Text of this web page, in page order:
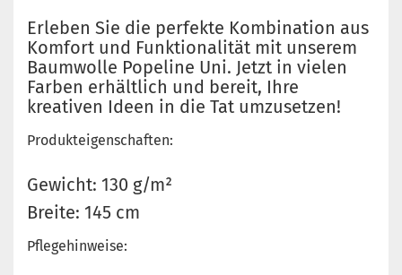
Erleben Sie die perfekte Kombination aus
Komfort und Funktionalität mit unserem
Baumwolle Popeline Uni. Jetzt in vielen
Farben erhältlich und bereit, Ihre
kreativen Ideen in die Tat umzusetzen!
Produkteigenschaften:
Gewicht: 130 g/m²
Breite: 145 cm
Pflegehinweise: